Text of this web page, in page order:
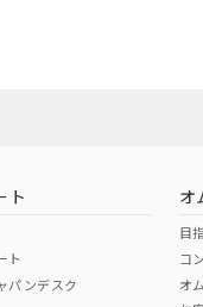
ト
ト
パンデスク
オ
目
コ
オ